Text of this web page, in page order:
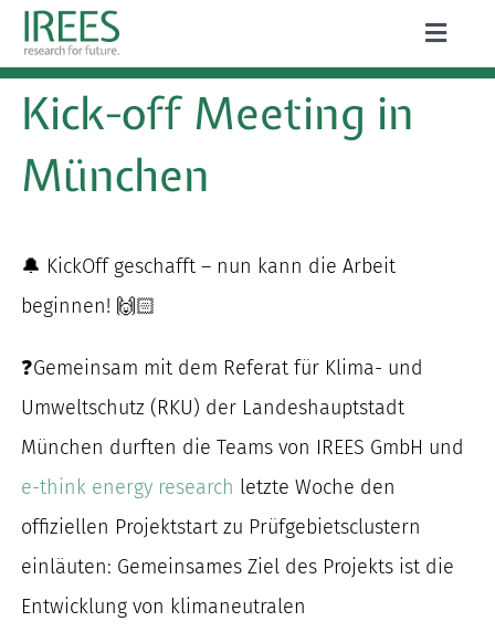
Zum
Inhalt
springen
Toggle
ÜBER UNS
AKTUELLES
PROJEKTE
KARRIERE
Suche
nach:
Kick-off Meeting in
München
🔔 KickOff geschafft – nun kann die Arbeit
beginnen! 🙌🏻
❓Gemeinsam mit dem Referat für Klima- und
Umweltschutz (RKU) der Landeshauptstadt
München durften die Teams von IREES GmbH und
e-think energy research letzte Woche den
offiziellen Projektstart zu Prüfgebietsclustern
einläuten: Gemeinsames Ziel des Projekts ist die
Entwicklung von klimaneutralen